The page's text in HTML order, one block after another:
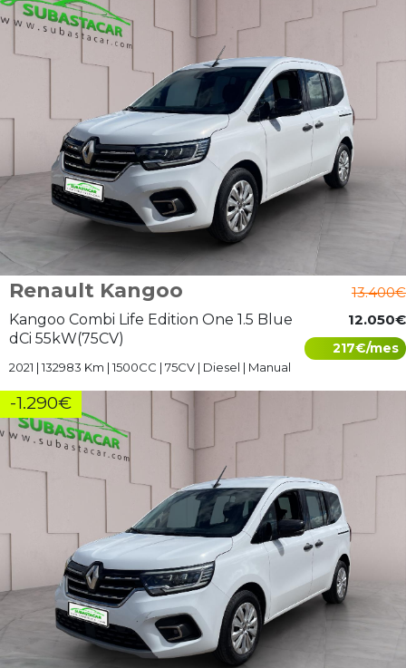
Renault Kangoo
Kangoo Combi Life Edition One 1.5 Blue
dCi 55kW(75CV)
2021 | 132983 Km | 1500CC | 75CV | Diesel | Manual
13.400€
12.050€
217€/mes
-1.290€